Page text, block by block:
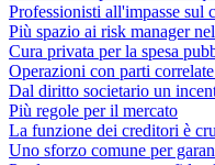
Professionisti all'impasse sul
Più spazio ai risk manager
Cura privata per la spesa
Operazioni con parti
Dal diritto societario un
Più regole per il mercato
La funzione dei creditori è
Uno sforzo comune per